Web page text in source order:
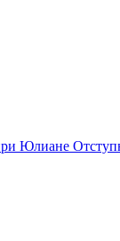
Юлиане